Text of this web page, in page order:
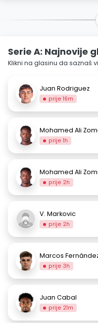
Serie A: Najnovije
Klikni na glasinu da saznaš
Juan Rodriguez
prije 16m
Mohamed Ali
prije 1h
Mohamed Ali
prije 2h
V. Markovic
prije 2h
Marcos
prije 3h
Juan Cabal
prije 21m